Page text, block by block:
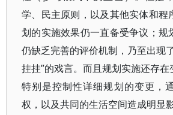
学、民主原则，以及其他实体和程
划的实施效果仍一直备受争议；规
仍缺乏完善的评价机制，乃至出现
挂挂”的戏言。而且规划实施还存在
特别是控制性详细规划的变更，
权，以及共同的生活空间造成明显影